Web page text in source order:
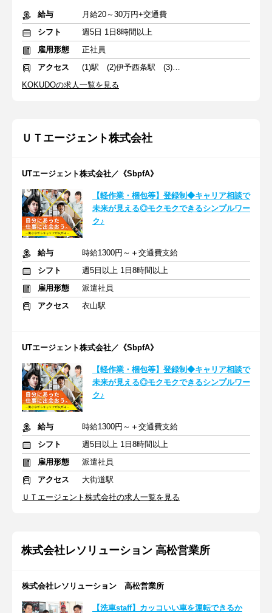
給与
月給20～30万円+交通費
シフト
週5日 1日8時間以上
雇用形態
正社員
アクセス
(1)駅 (2)伊予西条駅 (3)牛渕団地前駅
KOKUDOの求人一覧を見る
ＵＴエージェント株式会社
UTエージェント株式会社／《SbpfA》
【軽作業・梱包等】登録制◆キャリア相談で
未来が見える◎モクモクできるシンプルワー
ク♪
給与
時給1300円～＋交通費支給
シフト
週5日以上 1日8時間以上
雇用形態
派遣社員
アクセス
衣山駅
UTエージェント株式会社／《SbpfA》
【軽作業・梱包等】登録制◆キャリア相談で
未来が見える◎モクモクできるシンプルワー
ク♪
給与
時給1300円～＋交通費支給
シフト
週5日以上 1日8時間以上
雇用形態
派遣社員
アクセス
大街道駅
ＵＴエージェント株式会社の求人一覧を見る
株式会社レソリューション 高松営業所
株式会社レソリューション 高松営業所
【洗車staff】カッコいい車を運転できるか